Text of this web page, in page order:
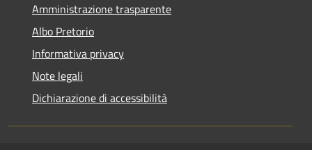
Amministrazione trasparente
Albo Pretorio
Informativa privacy
Note legali
Dichiarazione di accessibilità